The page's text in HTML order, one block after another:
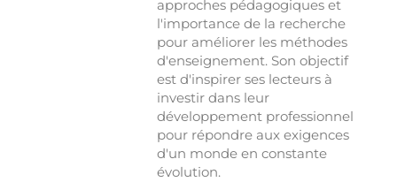
approches pédagogiques et
l'importance de la recherche
pour améliorer les méthodes
d'enseignement. Son objectif
est d'inspirer ses lecteurs à
investir dans leur
développement professionnel
pour répondre aux exigences
d'un monde en constante
évolution.